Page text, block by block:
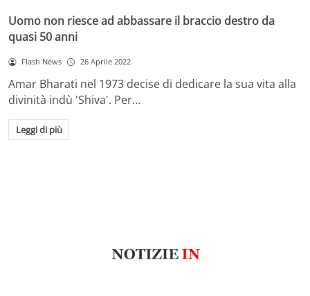
Uomo non riesce ad abbassare il braccio destro da
quasi 50 anni
Flash News 26 Aprile 2022
Amar Bharati nel 1973 decise di dedicare la sua vita alla
divinità indù 'Shiva'. Per…
Leggi di più